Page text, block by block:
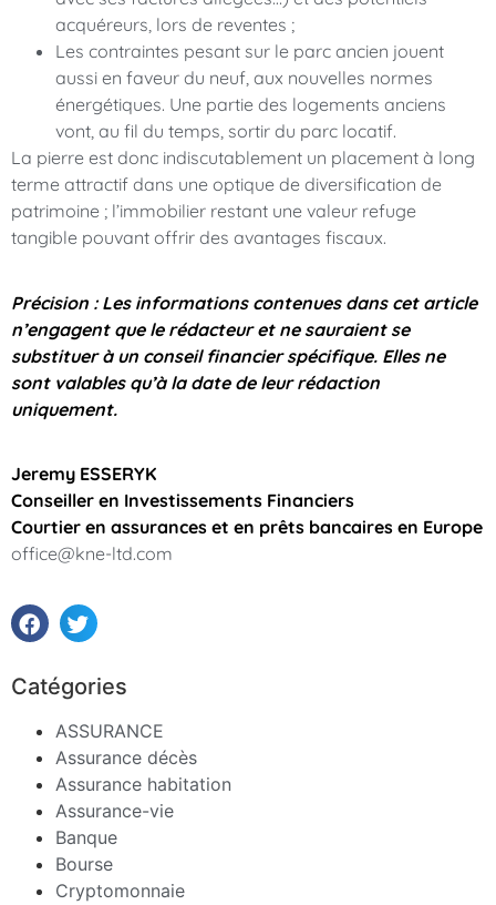
acquéreurs, lors de reventes ;
Les contraintes pesant sur le parc ancien jouent
aussi en faveur du neuf, aux nouvelles normes
énergétiques. Une partie des logements anciens
vont, au fil du temps, sortir du parc locatif.
La pierre est donc indiscutablement un placement à long
terme attractif dans une optique de diversification de
patrimoine ; l’immobilier restant une valeur refuge
tangible pouvant offrir des avantages fiscaux.
Précision : Les informations contenues dans cet article
n’engagent que le rédacteur et ne sauraient se
substituer à un conseil financier spécifique. Elles ne
sont valables qu’à la date de leur rédaction
uniquement.
Jeremy ESSERYK
Conseiller en Investissements Financiers
Courtier en assurances et en prêts bancaires en Europe
office@kne-ltd.com
Catégories
ASSURANCE
Assurance décès
Assurance habitation
Assurance-vie
Banque
Bourse
Cryptomonnaie